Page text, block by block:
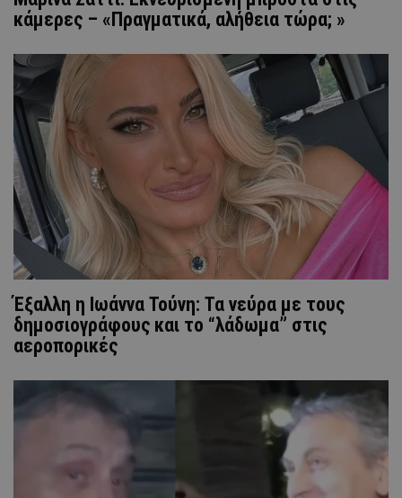
κάμερες – «Πραγματικά, αλήθεια τώρα; »
Έξαλλη η Ιωάννα Τούνη: Τα νεύρα με τους
δημοσιογράφους και το “λάδωμα” στις
αεροπορικές